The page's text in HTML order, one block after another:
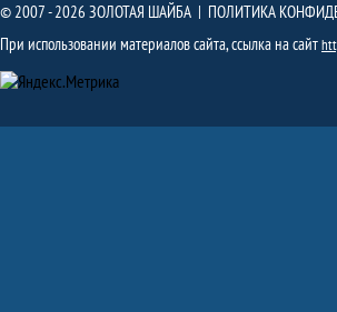
© 2007 - 2026 ЗОЛОТАЯ ШАЙБА | ПОЛИТИКА
При использовании материалов сайта, ссылка на сайт